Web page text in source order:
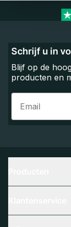
Schrijf u in
Blijf op de
producten en
Email